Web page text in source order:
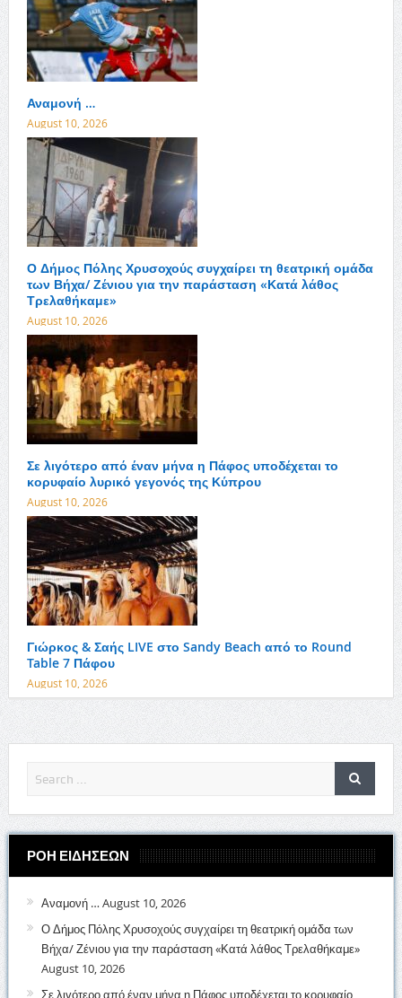
Αναμονή …
August 10, 2026
Ο Δήμος Πόλης Χρυσοχούς συγχαίρει τη θεατρική ομάδα
των Βήχα/ Ζένιου για την παράσταση «Κατά λάθος
Τρελαθήκαμε»
August 10, 2026
Σε λιγότερο από έναν μήνα η Πάφος υποδέχεται το
κορυφαίο λυρικό γεγονός της Κύπρου
August 10, 2026
Γιώρκος & Σαής LIVE στο Sandy Beach από το Round
Table 7 Πάφου
August 10, 2026
ΡΟΗ ΕΙΔΗΣΕΩΝ
Αναμονή … August 10, 2026
Ο Δήμος Πόλης Χρυσοχούς συγχαίρει τη θεατρική ομάδα των
Βήχα/ Ζένιου για την παράσταση «Κατά λάθος Τρελαθήκαμε»
August 10, 2026
Σε λιγότερο από έναν μήνα η Πάφος υποδέχεται το κορυφαίο